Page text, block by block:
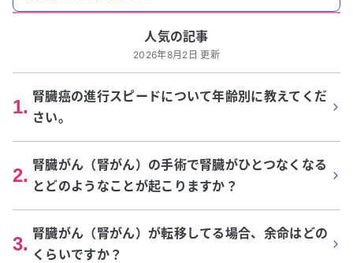
人気の記事
2026年8月2日 更新
1. 腎臓癌の進行スピードについて年齢別に教えてくだ
さい。
2. 腎臓がん（腎がん）の手術で腎臓がひとつなくなる
とどのようなことが起こりますか？
3. 腎臓がん（腎がん）が転移してる場合、余命はどの
くらいですか？